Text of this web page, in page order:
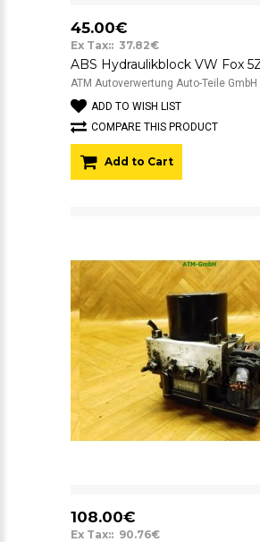
45.00€
Ex Tax:: 37.82€
ATM Autoverwertung Auto-Teile GmbH ..
ADD TO WISH LIST
COMPARE THIS PRODUCT
Add to Cart
108.00€
Ex Tax:: 90.76€